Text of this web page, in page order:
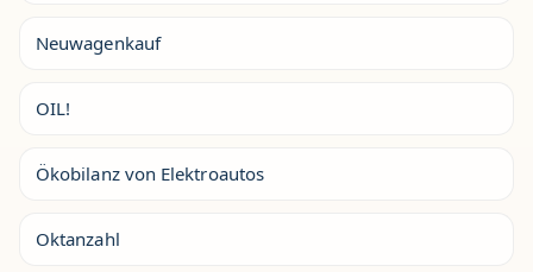
Neuwagenkauf
OIL!
Ökobilanz von Elektroautos
Oktanzahl